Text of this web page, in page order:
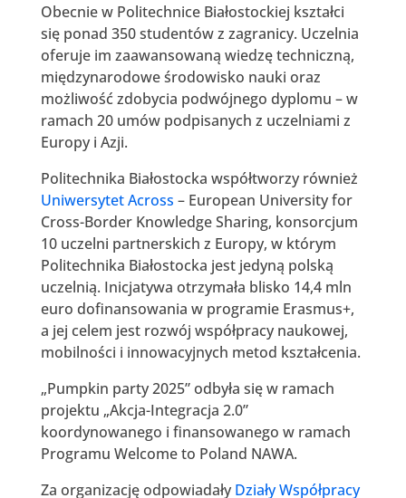
Obecnie w Politechnice Białostockiej kształci
się ponad 350 studentów z zagranicy. Uczelnia
oferuje im zaawansowaną wiedzę techniczną,
międzynarodowe środowisko nauki oraz
możliwość zdobycia podwójnego dyplomu – w
ramach 20 umów podpisanych z uczelniami z
Europy i Azji.
Politechnika Białostocka współtworzy również
Uniwersytet Across – European University for
Cross-Border Knowledge Sharing, konsorcjum
10 uczelni partnerskich z Europy, w którym
Politechnika Białostocka jest jedyną polską
uczelnią. Inicjatywa otrzymała blisko 14,4 mln
euro dofinansowania w programie Erasmus+,
a jej celem jest rozwój współpracy naukowej,
mobilności i innowacyjnych metod kształcenia.
„Pumpkin party 2025” odbyła się w ramach
projektu „Akcja-Integracja 2.0”
koordynowanego i finansowanego w ramach
Programu Welcome to Poland NAWA.
Za organizację odpowiadały Działy Współpracy